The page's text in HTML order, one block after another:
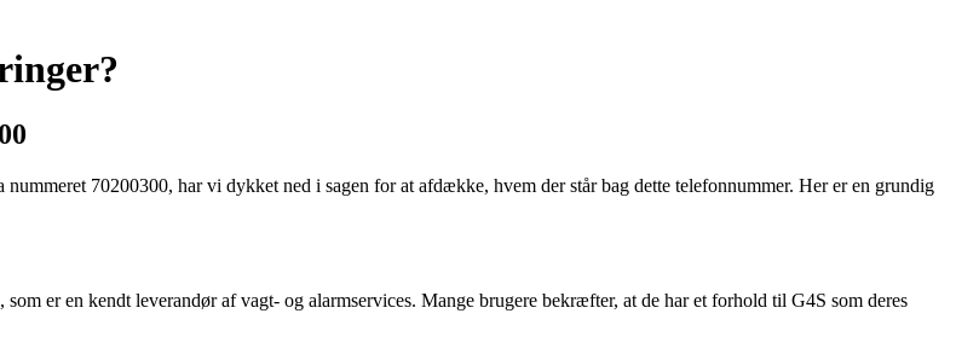
70200300, har vi dykket ned i sagen for at afdække, hvem der står bag dette telefonnummer. Her er en grundig
er en kendt leverandør af vagt- og alarmservices. Mange brugere bekræfter, at de har et forhold til G4S som deres